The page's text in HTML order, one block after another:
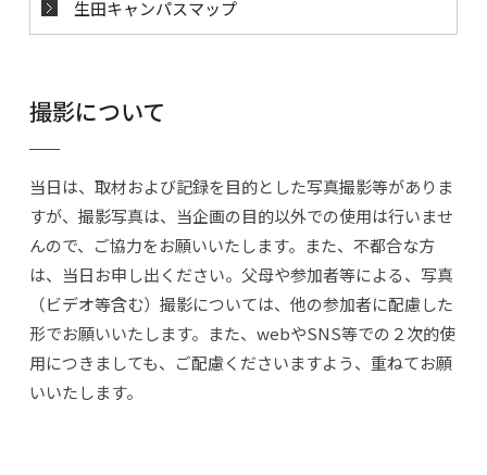
生田キャンパスマップ
撮影について
当日は、取材および記録を目的とした写真撮影等がありま
すが、撮影写真は、当企画の目的以外での使用は行いませ
んので、ご協力をお願いいたします。また、不都合な方
は、当日お申し出ください。父母や参加者等による、写真
（ビデオ等含む）撮影については、他の参加者に配慮した
形でお願いいたします。また、webやSNS等での２次的使
用につきましても、ご配慮くださいますよう、重ねてお願
いいたします。